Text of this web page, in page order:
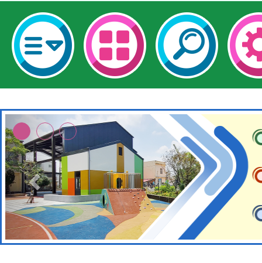
本校115學年度第2次
招甄選結果公告(無人
適應運動共學行動站研